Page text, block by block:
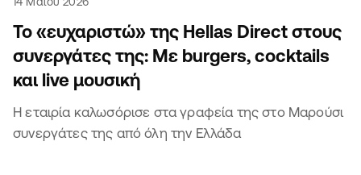
Το «ευχαριστώ» της Hellas Direct στους
συνεργάτες της: Με burgers, cocktails
και live μουσική
Η εταιρία καλωσόρισε στα γραφεία της στο Μαρούσι
συνεργάτες της από όλη την Ελλάδα